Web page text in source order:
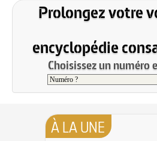
Prolongez votre
encyclopédie
Choisissez un numéro
À LA UNE